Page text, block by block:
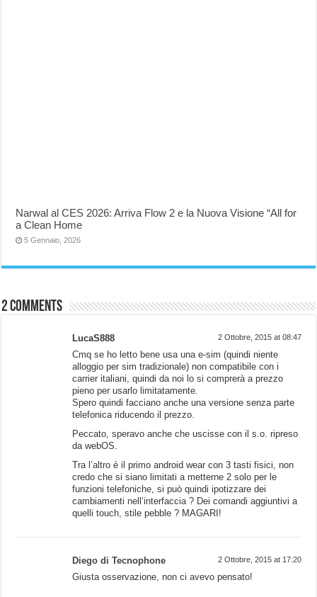
Narwal al CES 2026: Arriva Flow 2 e la Nuova Visione “All for
a Clean Home
5 Gennaio, 2026
2 comments
LucaS888 2 Ottobre, 2015 at 08:47
Cmq se ho letto bene usa una e-sim (quindi niente
alloggio per sim tradizionale) non compatibile con i
carrier italiani, quindi da noi lo si comprerà a prezzo
pieno per usarlo limitatamente.
Spero quindi facciano anche una versione senza parte
telefonica riducendo il prezzo.
Peccato, speravo anche che uscisse con il s.o. ripreso
da webOS.
Tra l’altro è il primo android wear con 3 tasti fisici, non
credo che si siano limitati a metterne 2 solo per le
funzioni telefoniche, si può quindi ipotizzare dei
cambiamenti nell’interfaccia ? Dei comandi aggiuntivi a
quelli touch, stile pebble ? MAGARI!
Diego di Tecnophone 2 Ottobre, 2015 at 17:20
Giusta osservazione, non ci avevo pensato!